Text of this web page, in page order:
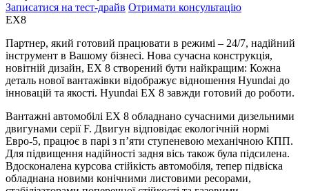
Записатися на тест-драйв Отримати консультацію
EX8
Партнер, який готовий працювати в режимі – 24/7, надійний
інструмент в Вашому бізнесі. Нова сучасна конструкція,
новітній дизайн, ЕХ 8 створений бути найкращим: Кожна
деталь нової вантажівки відображує відношення Hyundai до
інновацій та якості. Hyundai ЕХ 8 завжди готовий до роботи.
Вантажні автомобілі ЕХ 8 обладнано сучасними дизельними
двигунами серії F. Двигун відповідає екологічній нормі
Евро-5, працює в парі з п’яти ступеневою механічною КПП.
Для підвищення надійності задня вісь також була підсилена.
Вдосконалена курсова стійкість автомобіля, тепер підвіска
обладнана новими конічними листовими ресорами,